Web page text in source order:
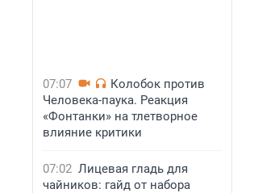
07:07
Колобок против
Человека-паука. Реакция
«Фонтанки» на тлетворное
влияние критики
07:02 Лицевая гладь для
чайников: гайд от набора